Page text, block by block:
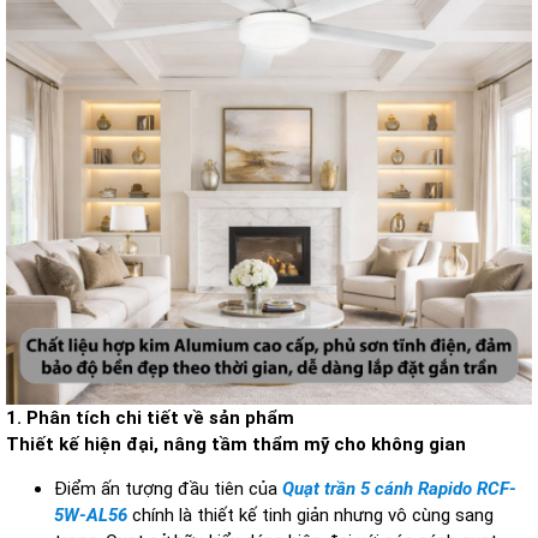
1. Phân tích chi tiết về sản phẩm
Thiết kế hiện đại, nâng tầm thẩm mỹ cho không gian
Điểm ấn tượng đầu tiên của Quạt trần 5 cánh Rapido RCF-
5W-AL56 chính là thiết kế tinh giản nhưng vô cùng sang